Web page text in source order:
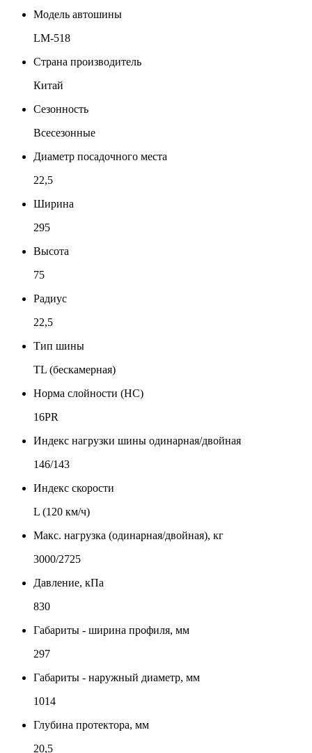
Модель автошины
LM-518
Страна производитель
Китай
Сезонность
Всесезонные
Диаметр посадочного места
22,5
Ширина
295
Высота
75
Радиус
22,5
Тип шины
TL (бескамерная)
Норма слойности (НС)
16PR
Индекс нагрузки шины одинарная/двойная
146/143
Индекс скорости
L (120 км/ч)
Макс. нагрузка (одинарная/двойная), кг
3000/2725
Давление, кПа
830
Габариты - ширина профиля, мм
297
Габариты - наружный диаметр, мм
1014
Глубина протектора, мм
20,5